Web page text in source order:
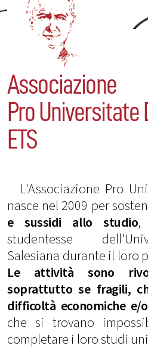
Associazione
Pro Universitate
ETS
L'Associazione Pro
nasce nel 2009 per
e sussidi allo studio,
studentesse
Salesiana durante il loro
Le attività sono
soprattutto se fragili,
difficoltà economiche e/
che si trovano
completare i loro studi